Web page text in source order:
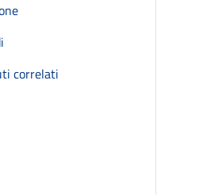
correlati